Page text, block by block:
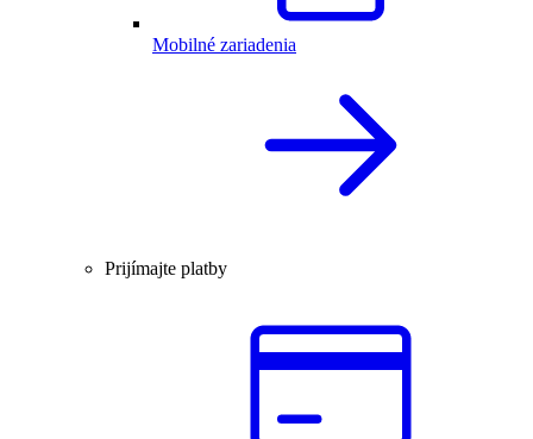
Mobilné zariadenia
Prijímajte platby